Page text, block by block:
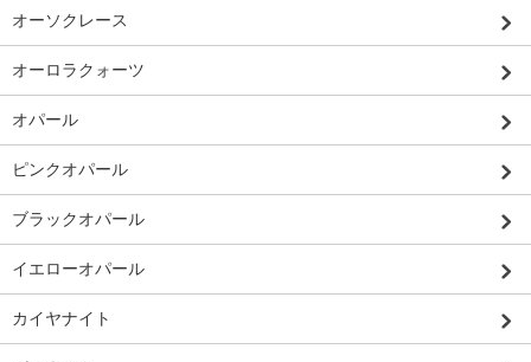
オーソクレース
オーロラクォーツ
オパール
ピンクオパール
ブラックオパール
イエローオパール
カイヤナイト